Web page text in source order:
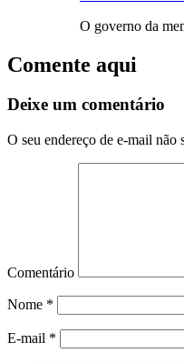
O governo da
Comente aqui
Deixe um comentário
O seu endereço de e-mail não
Comentário
Nome *
E-mail *